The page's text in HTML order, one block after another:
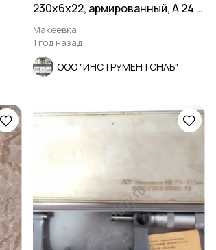
230х6х22, армированный, А 24 R
BF, Луга, Рос
Макеевка
1 год назад
ООО "ИНСТРУМЕНТСНАБ"